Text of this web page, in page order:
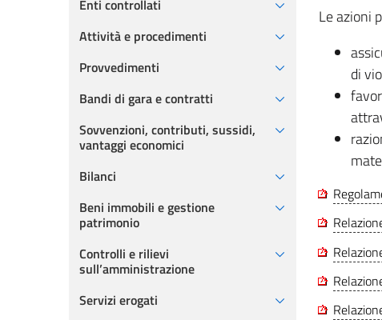
Enti controllati
Attività e procedimenti
Provvedimenti
Bandi di gara e contratti
Sovvenzioni, contributi, sussidi,
vantaggi economici
Bilanci
Beni immobili e gestione
patrimonio
Controlli e rilievi
sull’amministrazione
Servizi erogati
Le azioni
di